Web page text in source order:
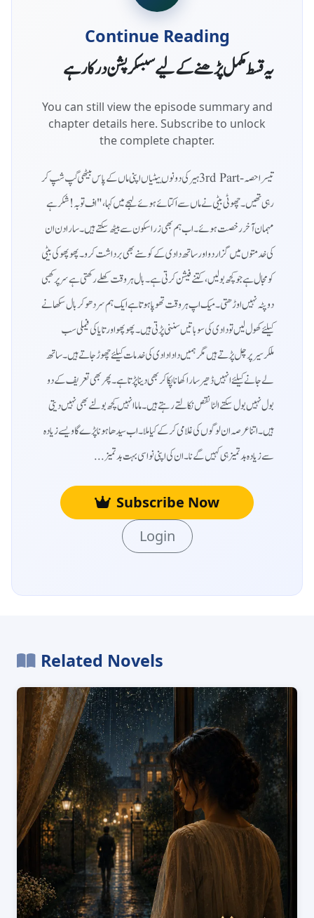
Continue Reading
یہ قسط مکمل پڑھنے کے لیے سبسکرپشن درکار ہے
You can still view the episode summary and
chapter details here. Subscribe to unlock
the complete chapter.
تیسرا حصہ - 3rd Partہیر کی دونوں بیٹیاں اپنی ماں کے پاس بیٹھی گپ شپ کر
رہی تھیں۔ چھوٹی بیٹی نے ماں سے اکتائے ہوئے لہجے میں کہا،"اف توبہ! شکر ہے
مہمان آخر رخصت ہوئے۔ اب ہم بھی زرا سکون سے بیٹھ سکتے ہیں ۔ سارا دن ان
کی خدمتوں میں گزار دو اور ساتھ دادی کے کوسنے بھی برداشت کرو۔ پھوپھو کی بیٹی
کو مجال ہے جو کچھ بولیں ، کتنے فیشن کرتی ہے۔ بال ہر وقت کھلے رکھتی ہے سر پر کھبی
دوپٹہ نہیں اوڑھتی۔ میک اپ ہر وقت تھوپا ہوتا ہے ایک ہم سر دھو کر بال سکھانے
کیلئے کھول لیں تو دادی کی سو باتیں سننی پڑتی ہیں۔ پھوپھو اور تایا کی فیملی سب
ملکرسیر پر چل پڑتے ہیں مگر ہمیں دادا دادی کی خدمات کیلئے چھوڑ جاتے ہیں۔ ساتھ
لے جانے کیلئے انہیں ڈھیر سارا کھانا پکا کر بھی دینا پڑتا ہے۔ پھر بھی تعریف کے دو
بول نہیں بول سکتے الٹا نقص نکالتے رہتے ہیں۔ ماما انہیں کچھ بولنے بھی نہیں دیتی
ہیں۔ اتنا عرصہ ان لوگوں کی غلامی کر کے کیا ملا۔ اب سیدھا ہونا پڑے گا ویسے زیادہ
سے زیادہ بدتمیز ہی کہیں گے نا۔ ان کی اپنی نواسی بہت بدتمیز ...
Subscribe Now
Login
Related Novels